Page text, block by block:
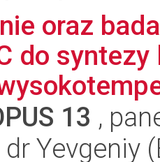
oraz
do
13 ,
Yevgeniy